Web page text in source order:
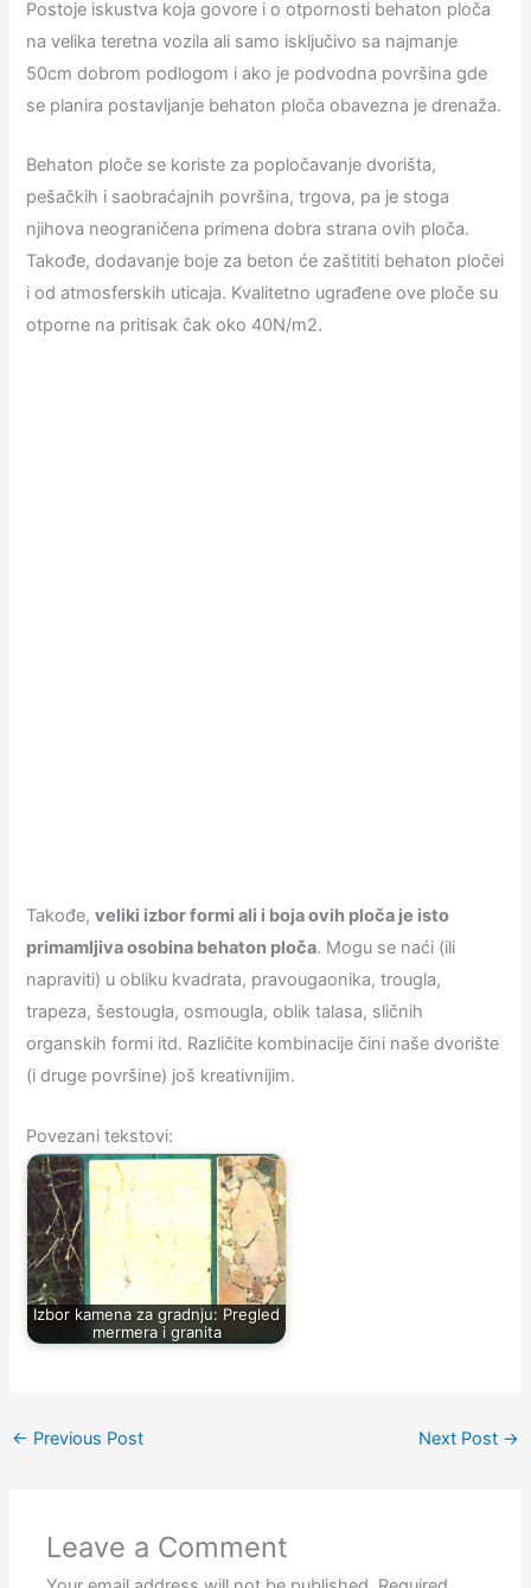
Postoje iskustva koja govore i o otpornosti behaton ploča
na velika teretna vozila ali samo isključivo sa najmanje
50cm dobrom podlogom i ako je podvodna površina gde
se planira postavljanje behaton ploča obavezna je drenaža.
Behaton ploče se koriste za popločavanje dvorišta,
pešačkih i saobraćajnih površina, trgova, pa je stoga
njihova neograničena primena dobra strana ovih ploča.
Takođe, dodavanje boje za beton će zaštititi behaton pločei
i od atmosferskih uticaja. Kvalitetno ugrađene ove ploče su
otporne na pritisak čak oko 40N/m2.
Takođe,veliki izbor formi ali i boja ovih ploča je isto
primamljiva osobina behaton ploča. Mogu se naći (ili
napraviti) u obliku kvadrata, pravougaonika, trougla,
trapeza, šestougla, osmougla, oblik talasa, sličnih
organskih formi itd. Različite kombinacije čini naše dvorište
(i druge površine) još kreativnijim.
Povezani tekstovi:
Izbor kamena za gradnju: Pregled
mermera i granita
← Previous Post Next Post →
Leave a Comment